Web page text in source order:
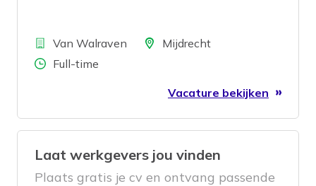
BedrijfVan Walraven LocatieMijdrecht
Aantal uren
Full-time
Vacature bekijken
Laat werkgevers jou vinden
Plaats gratis je cv en ontvang passende